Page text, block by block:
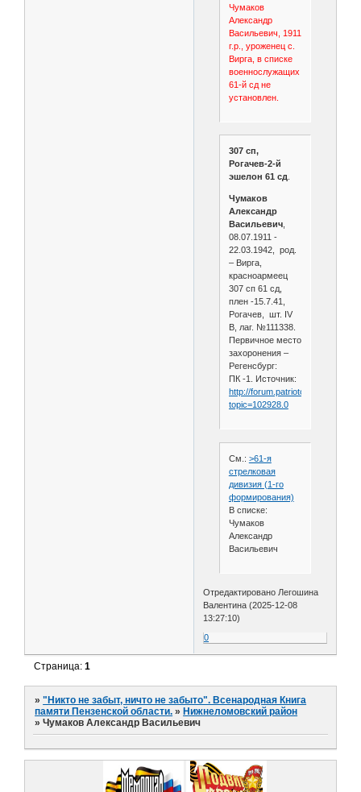
Чумаков
Александр
Васильевич, 1911
г.р., уроженец с.
Вирга, в списке
военнослужащих
61-й сд не
установлен.
307 сп,
Рогачев-2-й
эшелон 61 сд
Чумаков
Александр
Васильевич,
08.07.1911 -
22.03.1942, род.
– Вирга,
красноармеец
307 сп 61 cд,
плен -15.7.41,
Рогачев, шт. IV
B, лаг. №111338.
Первичное место
захоронения –
Регенсбург:
ПК -1. Источник:
http://forum.patriotcenter.ru/
topic=102928.0
См.: >61-я
стрелковая
дивизия (1-го
формирования)
В списке:
Чумаков
Александр
Васильевич
Отредактировано Легошина
Валентина (2025-12-08
13:27:10)
0
Страница:1
»"Никто не забыт, ничто не забыто". Всенародная Книга
памяти Пензенской области. »Нижнеломовский район
»Чумаков Александр Васильевич